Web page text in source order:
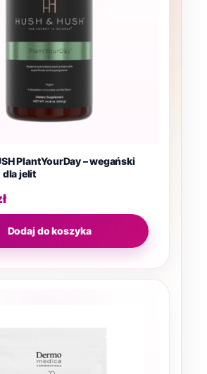
PlantYourDay – wegański
jelit
Dodaj do koszyka